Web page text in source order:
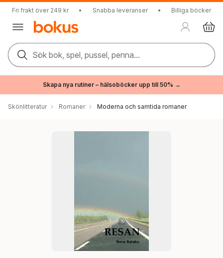
Fri frakt över 249 kr • Snabba leveranser • Billiga böcker
Sök bok, spel, pussel, penna...
Skapa nya rutiner – hälsoböcker upp till 50% →
Skönlitteratur Romaner Moderna och samtida romaner